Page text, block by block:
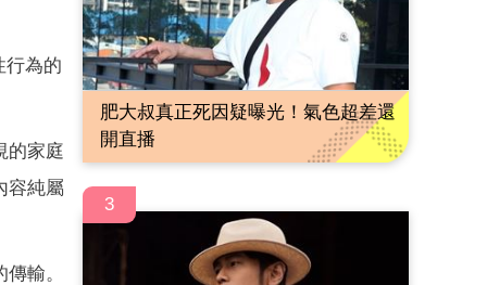
行為的
的家庭
容純屬
輸。
肥大叔真正死因疑曝光！氣色超差還
開直播
3